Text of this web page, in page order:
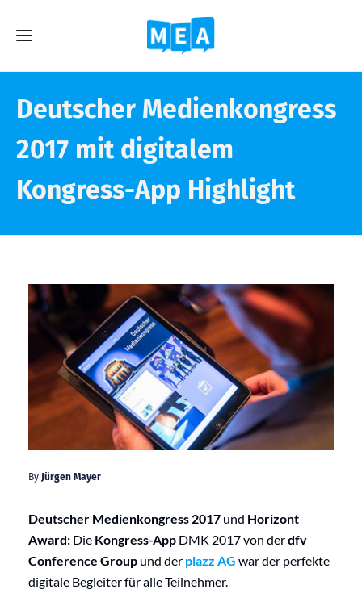
Deutscher Medienkongress
2017 mit digitalem
Kongress-App Highlight
By Jürgen Mayer
Deutscher Medienkongress 2017 und Horizont
Award: Die Kongress-App DMK 2017 von derdfv
Conference Group und der plazz AG war der perfekte
digitale Begleiter für alle Teilnehmer.